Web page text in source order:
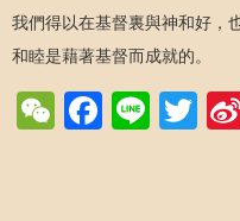
我們得以在基督裏與神和好，
和睦是藉著基督而成就的。
WeChatLine